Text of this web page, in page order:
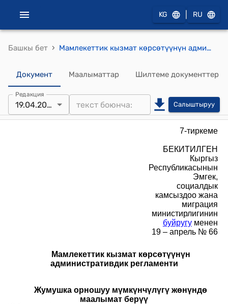
KG RU
Башкы бет › Мамлекеттик кызмат көрсөтүүнүн административдик, жумушка орношуу мүмкүнчүлүгү жөнүндө маалымат берүү регламенти (Кыргыз Республикасынын Эмгек, социалдык камсыздоо жана миграция министрлигин 2023-жылдын 19-апрелиндеги № 66 буйругуна ылайык)
Документ Маалыматтар Шилтеме документтер
Редакция
19.04.2023 Салыштыруу